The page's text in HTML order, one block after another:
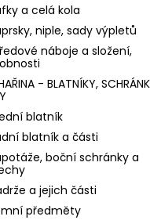
a celá kola
niple, sady výpletů
náboje a složení,
- BLATNÍKY,
blatník
blatník a části
boční schránky a
a jejich části
předměty